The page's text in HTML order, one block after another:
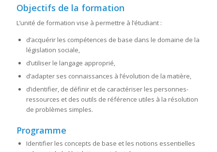
Objectifs de la formation
L’unité de formation vise à permettre à l’étudiant :
d’acquérir les compétences de base dans le domaine de la
législation sociale,
d’utiliser le langage approprié,
d’adapter ses connaissances à l’évolution de la matière,
d’identifier, de définir et de caractériser les personnes-
ressources et des outils de référence utiles à la résolution
de problèmes simples.
Programme
Identifier les concepts de base et les notions essentielles